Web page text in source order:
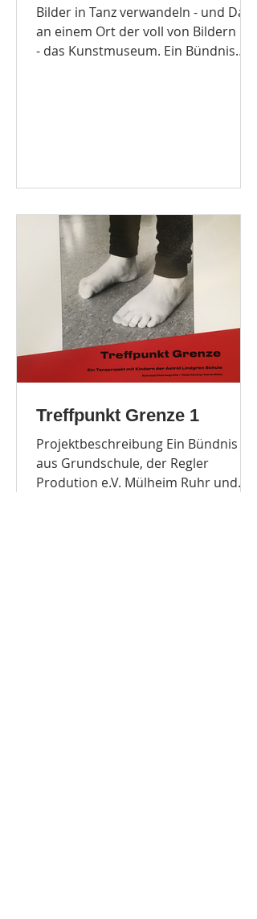
Bilder in Tanz verwandeln - und Das
an einem Ort der voll von Bildern ist
- das Kunstmuseum. Ein Bündnis
Treffpunkt Grenze 1
Projektbeschreibung Ein Bündnis
aus Grundschule, der Regler
Prodution e.V. Mülheim Ruhr und